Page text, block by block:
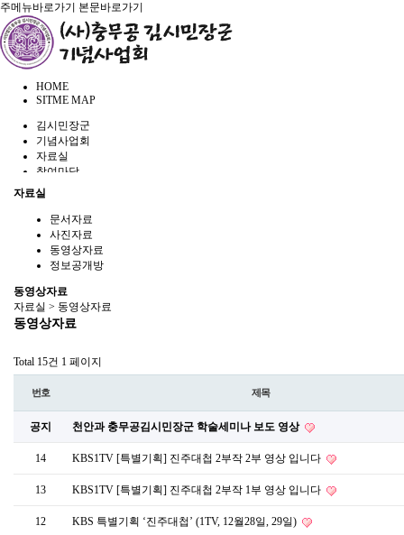
주메뉴바로가기 본문바로가기
HOME
SITME MAP
김시민장군
기념사업회
자료실
참여마당
관련사이트
자료실
문서자료
사진자료
동영상자료
정보공개방
동영상자료
자료실 > 동영상자료
동영상자료
Total 15건 1 페이지
번호 제목
공지 천안과 충무공김시민장군 학술세미나 보도 영상
14 KBS1TV [특별기획] 진주대첩 2부작 2부 영상 입니다
13 KBS1TV [특별기획] 진주대첩 2부작 1부 영상 입니다
12 KBS 특별기획 ‘진주대첩’ (1TV, 12월28일, 29일)